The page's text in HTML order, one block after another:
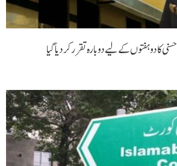
کا دو ہفتوں کے لیے دوبارہ تقرر کر دیا گیا